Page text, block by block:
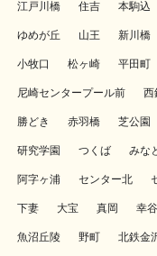
江戸川橋 住吉 本駒込
ゆめが丘 山王 新川橋
小牧口 松ヶ崎 平田町
尼崎センタープール前 西
勝どき 赤羽橋 芝公園
研究学園 つくば みな
阿字ヶ浦 センター北
下妻 大宝 真岡 幸谷
魚沼丘陵 野町 北鉄金